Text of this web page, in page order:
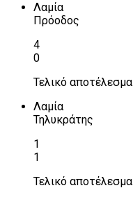
Λαμία
Πρόοδος
4
0
Τελικό αποτέλεσμα
Λαμία
Τηλυκράτης
1
1
Τελικό αποτέλεσμα